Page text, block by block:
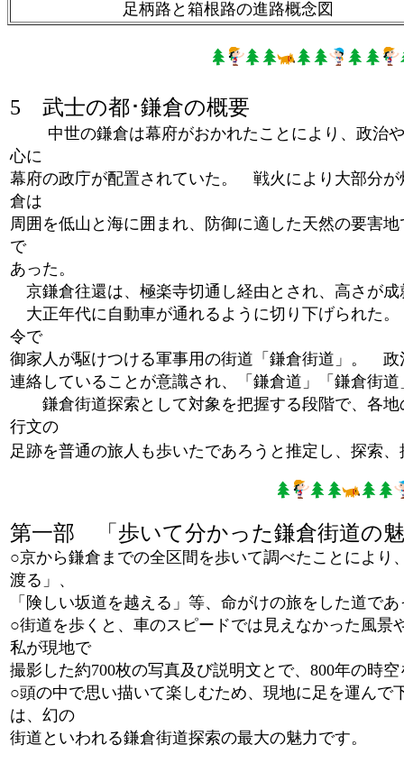
足柄路と箱根路の進路概念図
5 武士の都･鎌倉の概要
中世の鎌倉は幕府がおかれたことにより、政治
心に
幕府の政庁が配置されていた。 戦火により大部分
倉は
周囲を低山と海に囲まれ、防御に適した天然の要害
で
あった。
京鎌倉往還は、極楽寺切通し経由とされ、高さが
大正年代に自動車が通れるように切り下げられた
令で
御家人が駆けつける軍事用の街道「鎌倉街道」。
連絡していることが意識され、「鎌倉道」「鎌倉街
鎌倉街道探索として対象を把握する段階で、各地
行文の
足跡を普通の旅人も歩いたであろうと推定し、探索
第一部 「歩いて分かった鎌倉街道の
○京から鎌倉までの全区間を歩いて調べたことによ
渡る」、
「険しい坂道を越える」等、命がけの旅をした道で
○街道を歩くと、車のスピードでは見えなかった風
私が現地で
撮影した約700枚の写真及び説明文とで、800年の時
○頭の中で思い描いて楽しむため、現地に足を運ん
は、幻の
街道といわれる鎌倉街道探索の最大の魅力です。